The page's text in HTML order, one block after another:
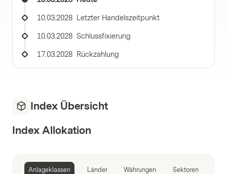
10.03.2028 Letzter Handelszeitpunkt
10.03.2028 Schlussfixierung
17.03.2028 Rückzahlung
Index Übersicht
Index Allokation
Anlageklassen Länder Währungen Sektoren